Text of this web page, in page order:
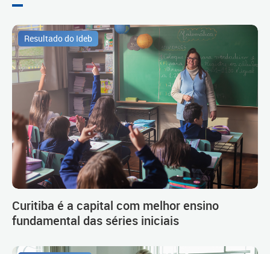
Resultado do Ideb
Curitiba é a capital com melhor ensino
fundamental das séries iniciais